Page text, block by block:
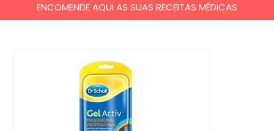
ENCOMENDE AQUI AS SUAS RECEITAS MÉDICAS